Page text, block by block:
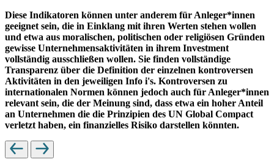
Diese Indikatoren können unter anderem für Anleger*innen
geeignet sein, die in Einklang mit ihren Werten stehen wollen
und etwa aus moralischen, politischen oder religiösen Gründen
gewisse Unternehmensaktivitäten in ihrem Investment
vollständig ausschließen wollen. Sie finden vollständige
Transparenz über die Definition der einzelnen kontroversen
Aktivitäten in den jeweiligen Info i's. Kontroversen zu
internationalen Normen können jedoch auch für Anleger*innen
relevant sein, die der Meinung sind, dass etwa ein hoher Anteil
an Unternehmen die die Prinzipien des UN Global Compact
verletzt haben, ein finanzielles Risiko darstellen könnten.